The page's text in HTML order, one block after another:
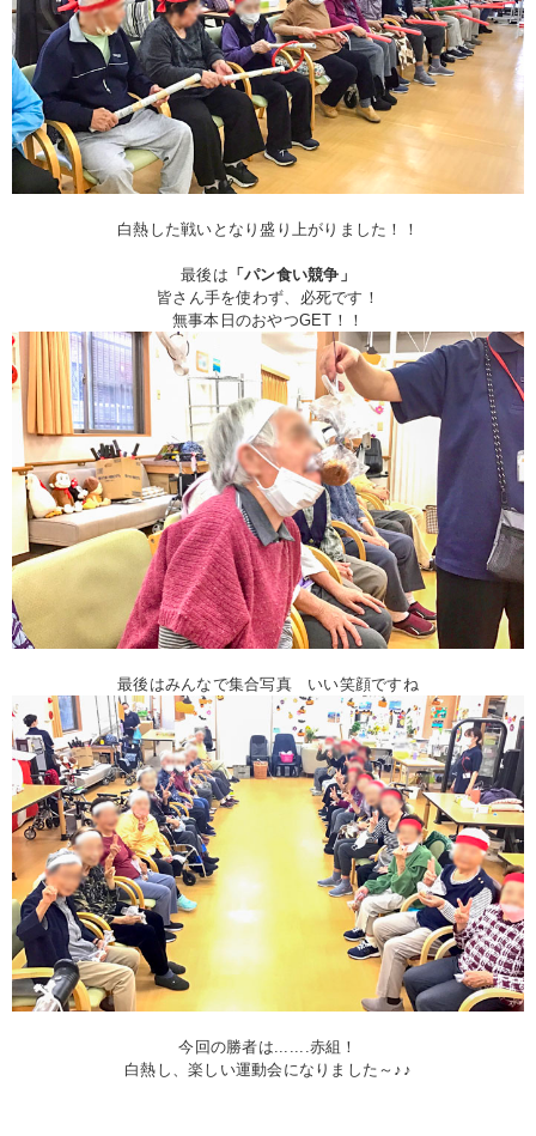
白熱した戦いとなり盛り上がりました！！
最後は 「パン食い競争」
皆さん手を使わず、必死です！
無事本日のおやつGET！！
最後はみんなで集合写真 いい笑顔ですね
今回の勝者は.......赤組！
白熱し、楽しい運動会になりました～♪♪